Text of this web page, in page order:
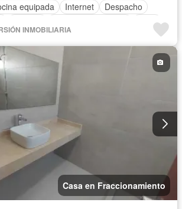
equipada Internet
Despacho
Patio
INMOBILIARIA
Casa en Fraccionamiento